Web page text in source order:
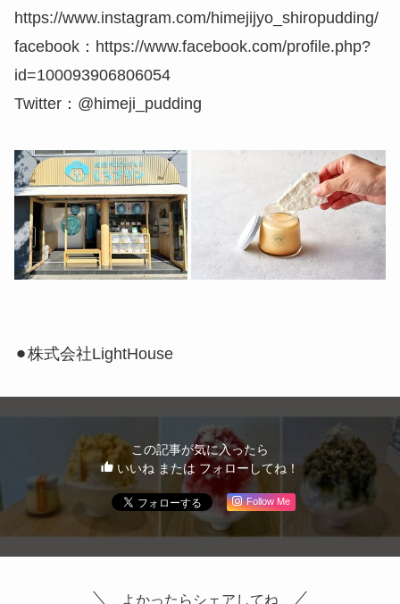
https://www.instagram.com/himejijyo_shiropudding/
facebook：https://www.facebook.com/profile.php?
id=100093906806054
Twitter：@himeji_pudding
⚫︎株式会社LightHouse
この記事が気に入ったら
いいね または フォローしてね！
Follow Me
よかったらシェアしてね